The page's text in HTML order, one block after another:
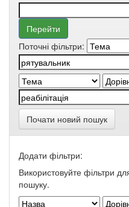
Поточні фільтри:
Почати новий пошук
Додати фільтри:
Використовуйте фільтри
пошуку.